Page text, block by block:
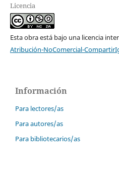
Licencia
Esta obra está bajo una licencia
Atribución-NoComercial-
Información
Para lectores/as
Para autores/as
Para bibliotecarios/as